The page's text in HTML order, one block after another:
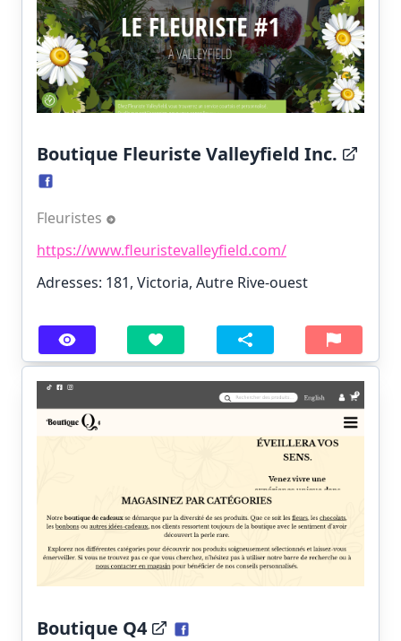
Boutique Fleuriste Valleyfield Inc.
Fleuristes
https://www.fleuristevalleyfield.com/
Adresses: 181, Victoria, Autre Rive-ouest
Boutique Q4